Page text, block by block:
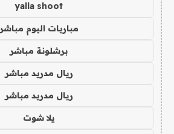
yalla shoot
مباريات اليوم مباشر
برشلونة مباشر
ريال مدريد مباشر
ريال مدريد مباشر
يلا شوت